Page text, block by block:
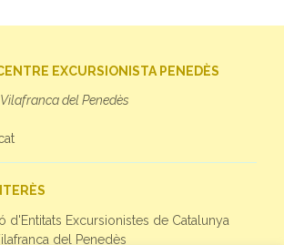
EXCURSIONISTA PENEDÈS
del Penedès
d'Entitats Excursionistes de Catalunya
del Penedès